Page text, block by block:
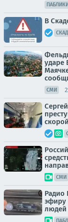
ПАБЛИКИ
В
ударе
СМИ
СМИ
Радио
эфиру
людей